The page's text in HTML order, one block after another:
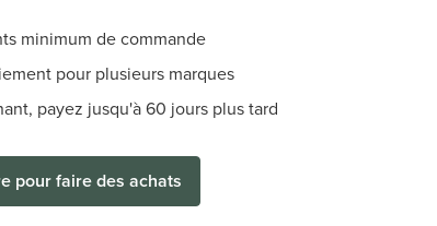
minimum de commande
pour plusieurs marques
payez jusqu'à 60 jours plus tard
pour faire des achats